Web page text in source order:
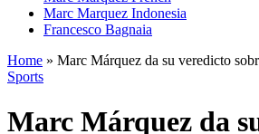
Marc Marquez Indonesia
Francesco Bagnaia
Home » Marc Márquez da su veredicto
Sports
Marc Márquez da